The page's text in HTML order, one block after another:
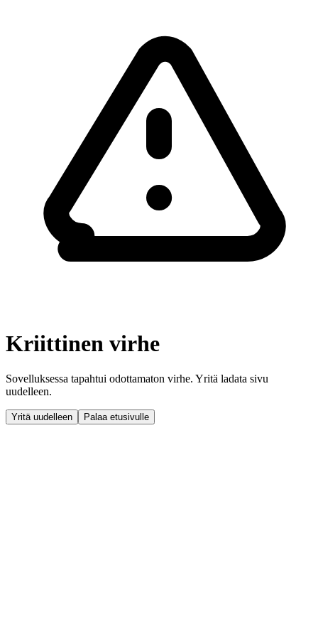
Kriittinen virhe
Sovelluksessa tapahtui odottamaton virhe. Yritä ladata sivu
uudelleen.
Yritä uudelleen Palaa etusivulle